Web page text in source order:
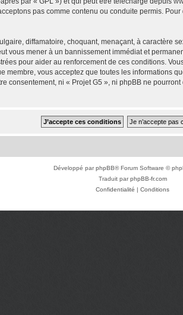
pas comme contenu ou conduite permis.
diffamatoire, choquant, menaçant, à caractère
vous mener à un bannissement immédiat et
pour aider au renforcement de ces conditions.
membre, vous acceptez que toutes les informations
consentement, ni « Projet G5 », ni phpBB ne
Développé parphpBB® Forum Software ©
Traduit parphpBB-fr.com
Confidentialité | Conditions